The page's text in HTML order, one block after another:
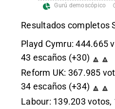
Gurú demoscópico
Resultados completos
Playd Cymru: 444.665
43 escaños (+30) 🔼 🔼
Reform UK: 367.985
34 escaños (+34) 🔼 🔼
Labour: 139.203 votos,